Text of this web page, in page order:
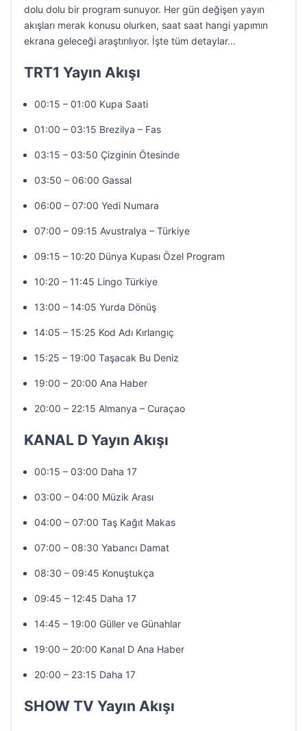
dolu dolu bir program sunuyor. Her gün değişen yayın
akışları merak konusu olurken, saat saat hangi yapımın
ekrana geleceği araştırılıyor. İşte tüm detaylar…
TRT1 Yayın Akışı
00:15 – 01:00 Kupa Saati
01:00 – 03:15 Brezilya – Fas
03:15 – 03:50 Çizginin Ötesinde
03:50 – 06:00 Gassal
06:00 – 07:00 Yedi Numara
07:00 – 09:15 Avustralya – Türkiye
09:15 – 10:20 Dünya Kupası Özel Program
10:20 – 11:45 Lingo Türkiye
13:00 – 14:05 Yurda Dönüş
14:05 – 15:25 Kod Adı Kırlangıç
15:25 – 19:00 Taşacak Bu Deniz
19:00 – 20:00 Ana Haber
20:00 – 22:15 Almanya – Curaçao
KANAL D Yayın Akışı
00:15 – 03:00 Daha 17
03:00 – 04:00 Müzik Arası
04:00 – 07:00 Taş Kağıt Makas
07:00 – 08:30 Yabancı Damat
08:30 – 09:45 Konuştukça
09:45 – 12:45 Daha 17
14:45 – 19:00 Güller ve Günahlar
19:00 – 20:00 Kanal D Ana Haber
20:00 – 23:15 Daha 17
SHOW TV Yayın Akışı